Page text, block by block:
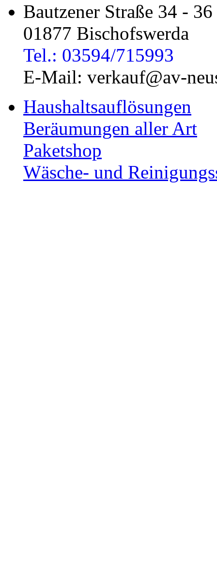
Bautzener Straße 34 - 36
01877 Bischofswerda
Tel.: 03594/715993
E-Mail: verkauf@av-
Haushaltsauflösungen
Beräumungen aller Art
Paketshop
Wäsche- und